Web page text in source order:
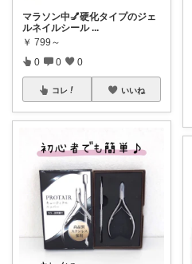
マラソン中💅硬化タイプのジェ
ルネイルシール ...
￥ 799～
0 0 0
コレ いいね